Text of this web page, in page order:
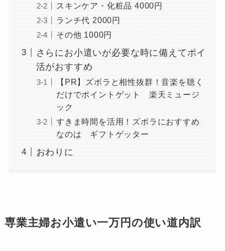
スキンケア・化粧品 4000円
ランチ代 2000円
その他 1000円
さらにお小遣いが必要な時に備えてポイ
活がおすすめ
【PR】ズボラと相性抜群！音楽を聴く
だけでポイントゲット 楽天ミュージ
ック
すきま時間を活用！ズボラにおすすめ
なのは ギフトゲッター
おわりに
専業主婦お小遣い一万円の使い道内訳